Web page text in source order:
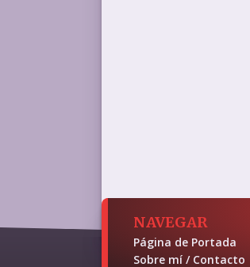
NAVEGAR
Página de Portada
Sobre mí / Contacto